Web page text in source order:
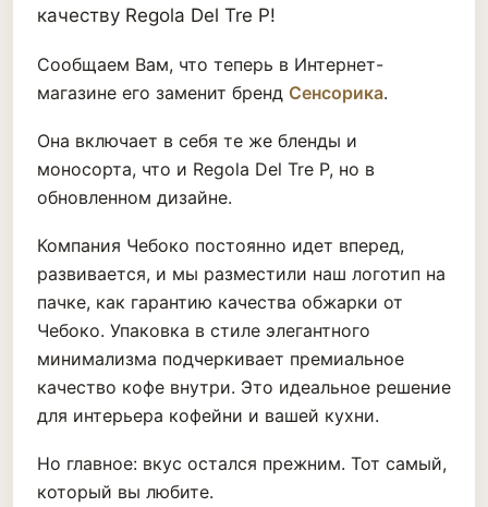
качеству Regola Del Tre P!
Сообщаем Вам, что теперь в Интернет-
магазине его заменит бренд Сенсорика.
Она включает в себя те же бленды и
моносорта, что и Regola Del Tre P, но в
обновленном дизайне.
Компания Чебоко постоянно идет вперед,
развивается, и мы разместили наш логотип на
пачке, как гарантию качества обжарки от
Чебоко. Упаковка в стиле элегантного
минимализма подчеркивает премиальное
качество кофе внутри. Это идеальное решение
для интерьера кофейни и вашей кухни.
Но главное: вкус остался прежним. Тот самый,
который вы любите.